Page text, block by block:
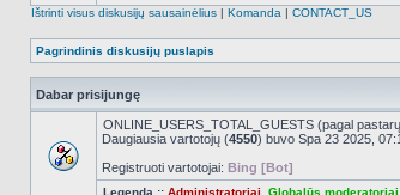
Ištrinti visus diskusijų sausainėlius | Komanda | CONTACT_US
Pagrindinis diskusijų puslapis
Dabar prisijungę
ONLINE_USERS_TOTAL_GUESTS (pagal
Daugiausia vartotojų (4550) buvo Spa 23 2025,
Registruoti vartotojai: Bing [Bot]
Legenda :: Administratoriai Globalūs moderatoriai